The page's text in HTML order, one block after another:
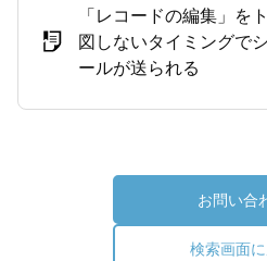
「レコードの編集」を
図しないタイミングで
ールが送られる
検索画面
お問い合